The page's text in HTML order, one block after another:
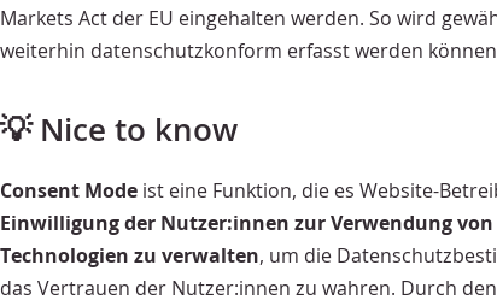
Markets Act der EU eingehalten werden. So wird
weiterhin datenschutzkonform erfasst werden
💡 Nice to know
Consent Mode ist eine Funktion, die es Website-
Einwilligung der Nutzer:innen zur Verwendung
Technologien zu verwalten, um die
das Vertrauen der Nutzer:innen zu wahren. Durch